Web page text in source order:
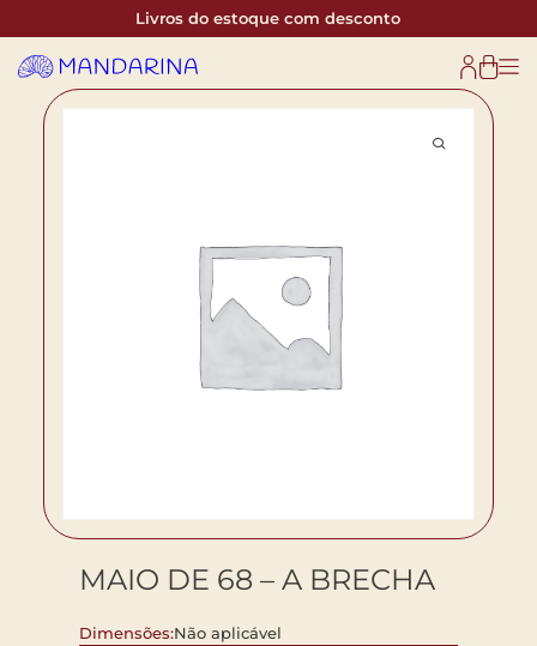
Livros do estoque com desconto
MAIO DE 68 – A BRECHA
Dimensões:Não aplicável